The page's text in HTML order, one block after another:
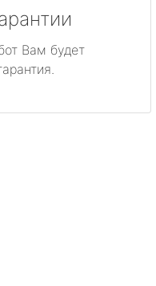
Вам будет